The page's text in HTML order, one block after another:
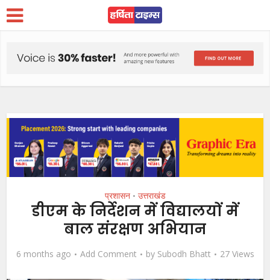
प्रशासन • उत्तराखंड
डीएम के निर्देशन में विद्यालयों में
बाल संरक्षण अभियान
6 months ago Add Comment by Subodh Bhatt 27 Views